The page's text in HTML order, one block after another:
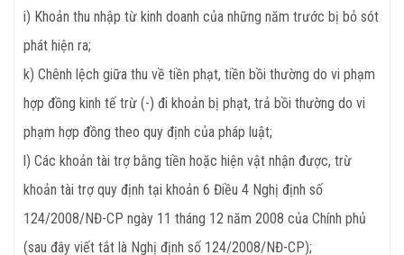
i) Khoản thu nhập từ kinh doanh của những năm trước bị bỏ sót
phát hiện ra;
k) Chênh lệch giữa thu về tiền phạt, tiền bồi thường do vi phạm
hợp đồng kinh tế trừ (-) đi khoản bị phạt, trả bồi thường do vi
phạm hợp đồng theo quy định của pháp luật;
l) Các khoản tài trợ bằng tiền hoặc hiện vật nhận được, trừ
khoản tài trợ quy định tại khoản 6 Điều 4 Nghị định số
124/2008/NĐ-CP ngày 11 tháng 12 năm 2008 của Chính phủ
(sau đây viết tắt là Nghị định số 124/2008/NĐ-CP);